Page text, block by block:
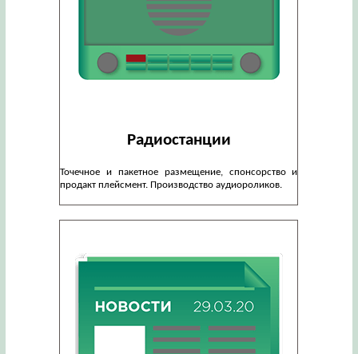
Радиостанции
Точечное и пакетное размещение, спонсорство и
продакт плейсмент. Производство аудиороликов.